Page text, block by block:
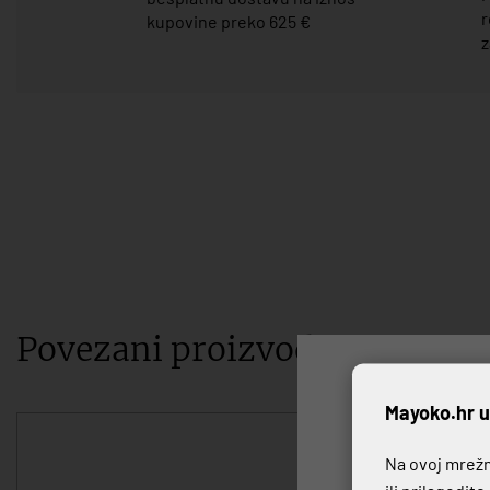
kupovine preko 625 €
Povezani proizvodi
Mayoko.hr
Na ovoj